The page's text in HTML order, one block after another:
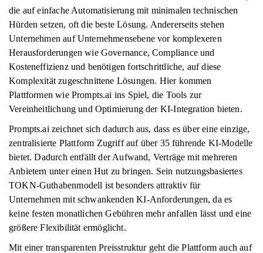
die auf einfache Automatisierung mit minimalen technischen
Hürden setzen, oft die beste Lösung. Andererseits stehen
Unternehmen auf Unternehmensebene vor komplexeren
Herausforderungen wie Governance, Compliance und
Kosteneffizienz und benötigen fortschrittliche, auf diese
Komplexität zugeschnittene Lösungen. Hier kommen
Plattformen wie Prompts.ai ins Spiel, die Tools zur
Vereinheitlichung und Optimierung der KI-Integration bieten.
Prompts.ai zeichnet sich dadurch aus, dass es über eine einzige,
zentralisierte Plattform Zugriff auf über 35 führende KI-Modelle
bietet. Dadurch entfällt der Aufwand, Verträge mit mehreren
Anbietern unter einen Hut zu bringen. Sein nutzungsbasiertes
TOKN-Guthabenmodell ist besonders attraktiv für
Unternehmen mit schwankenden KI-Anforderungen, da es
keine festen monatlichen Gebühren mehr anfallen lässt und eine
größere Flexibilität ermöglicht.
Mit einer transparenten Preisstruktur geht die Plattform auch auf